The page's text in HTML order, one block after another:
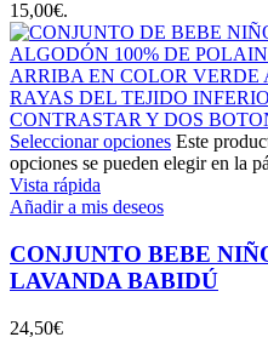
15,00€.
Seleccionar opciones Este
opciones se pueden elegir en la
Vista rápida
Añadir a mis deseos
CONJUNTO BEBE
LAVANDA BABIDÚ
24,50€